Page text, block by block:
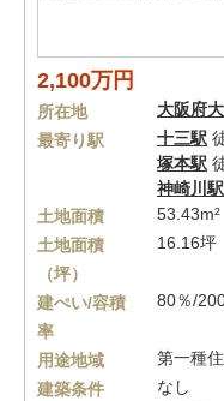
2,100万円
所在地 大阪府
最寄り駅
十三駅
塚本駅
神崎川駅
土地面積
53.43m²
土地面積
（坪）
16.16坪
建ぺい/容積
率
80％/
用途地域
第一種
建築条件
なし